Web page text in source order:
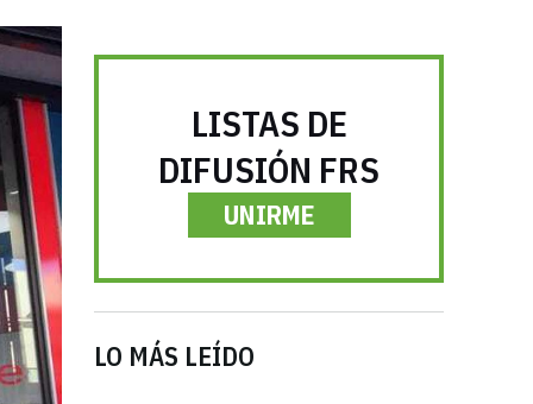
LISTAS DE
DIFUSIÓN FRS
UNIRME
LO MÁS LEÍDO